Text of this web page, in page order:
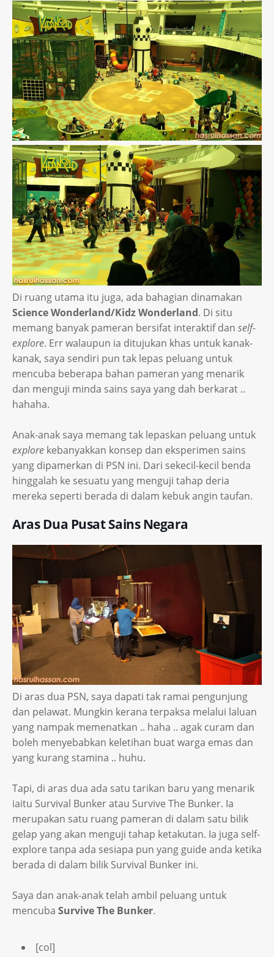
Di ruang utama itu juga, ada bahagian dinamakan
Science Wonderland/Kidz Wonderland. Di situ
memang banyak pameran bersifat interaktif dan self-
explore. Err walaupun ia ditujukan khas untuk kanak-
kanak, saya sendiri pun tak lepas peluang untuk
mencuba beberapa bahan pameran yang menarik
dan menguji minda sains saya yang dah berkarat ..
hahaha.
Anak-anak saya memang tak lepaskan peluang untuk
explore kebanyakkan konsep dan eksperimen sains
yang dipamerkan di PSN ini. Dari sekecil-kecil benda
hinggalah ke sesuatu yang menguji tahap deria
mereka seperti berada di dalam kebuk angin taufan.
Aras Dua Pusat Sains Negara
Di aras dua PSN, saya dapati tak ramai pengunjung
dan pelawat. Mungkin kerana terpaksa melalui laluan
yang nampak memenatkan .. haha .. agak curam dan
boleh menyebabkan keletihan buat warga emas dan
yang kurang stamina .. huhu.
Tapi, di aras dua ada satu tarikan baru yang menarik
iaitu Survival Bunker atau Survive The Bunker. Ia
merupakan satu ruang pameran di dalam satu bilik
gelap yang akan menguji tahap ketakutan. Ia juga self-
explore tanpa ada sesiapa pun yang guide anda ketika
berada di dalam bilik Survival Bunker ini.
Saya dan anak-anak telah ambil peluang untuk
mencuba Survive The Bunker.
[col]